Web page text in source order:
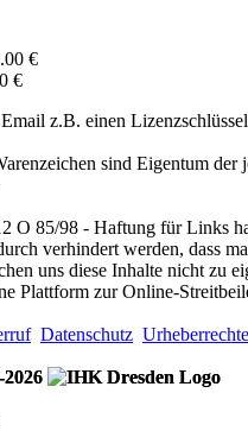
€
€
z.B. einen
sind Eigentum
O 85/98 - Haftung für Links
verhindert werden, dass
uns diese Inhalte nicht
Plattform zur Online-
Datenschutz Urheberrechte
2026